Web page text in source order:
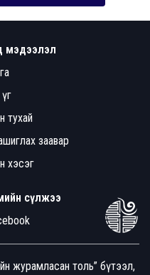
мэдээлэл
тухай
заавар
хэсэг
сүлжээ
журамласан толь” бүтээл,